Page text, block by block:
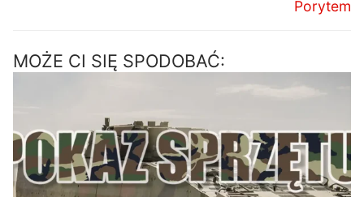
Porytem
MOŻE CI SIĘ SPODOBAĆ: